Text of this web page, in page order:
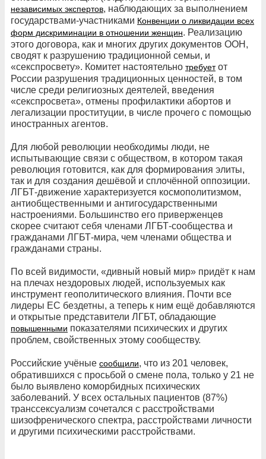
независимых экспертов, наблюдающих за выполнением
государствами-участниками Конвенции о ликвидации всех
форм дискриминации в отношении женщин. Реализацию
этого договора, как и многих других документов ООН,
сводят к разрушению традиционной семьи, и
«секспросвету». Комитет настоятельно требуетот
России разрушения традиционных ценностей, в том
числе среди религиозных деятелей, введения
«секспросвета», отмены профилактики абортов и
легализации проституции, в числе прочего с помощью
иностранных агентов.
Для любой революции необходимы люди, не
испытывающие связи с обществом, в котором такая
революция готовится, как для формирования элиты,
так и для создания дешёвой и сплочённой оппозиции.
ЛГБТ-движение характеризуется космополитизмом,
антиобщественными и антигосударственными
настроениями. Большинство его приверженцев
скорее считают себя членами ЛГБТ-сообщества и
гражданами ЛГБТ-мира, чем членами общества и
гражданами страны.
По всей видимости, «дивный новый мир» придёт к нам
на плечах нездоровых людей, используемых как
инструмент геополитического влияния. Почти все
лидеры ЕС бездетны, а теперь к ним ещё добавляются
и открытые представители ЛГБТ, обладающие
повышенными показателями психических и других
проблем, свойственных этому сообществу.
Российские учёные сообщили, что из 201 человек,
обратившихся с просьбой о смене пола, только у 21 не
было выявлено коморбидных психических
заболеваний. У всех остальных пациентов (87%)
транссексуализм сочетался с расстройствами
шизофренического спектра, расстройствами личности
и другими психическими расстройствами.